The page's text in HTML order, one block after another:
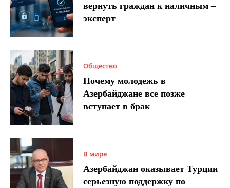
вернуть граждан к наличным –
эксперт
Общество
Почему молодежь в
Азербайджане все позже
вступает в брак
В мире
Азербайджан оказывает Турции
серьезную поддержку по